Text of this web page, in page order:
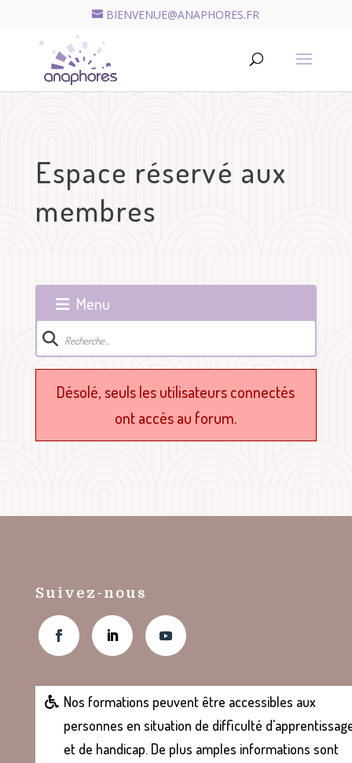
BIENVENUE@ANAPHORES.FR
Espace réservé aux
membres
Menu
Navigation
du
forumDésolé, seuls les utilisateurs connectés
ont accès au forum.
Suivez-nous
Nos formations peuvent être accessibles aux
personnes en situation de difficulté
et de handicap. De plus amples informations sont